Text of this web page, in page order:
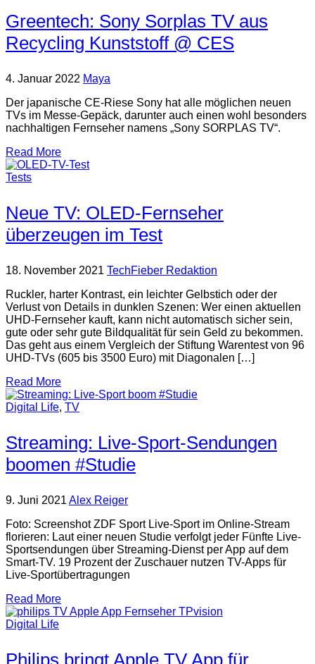
Greentech: Sony Sorplas TV aus
Recycling Kunststoff @ CES
4. Januar 2022 Maya
Der japanische CE-Riese Sony hat alle möglichen neuen
TVs im Messe-Gepäck, darunter auch einen wohl besonders
nachhaltigen Fernseher namens „Sony SORPLAS TV“.
Read More
Tests
Neue TV: OLED-Fernseher
überzeugen im Test
18. November 2021 TechFieber Redaktion
Ruckler, harter Kontrast, ein leichter Gelbstich oder der
Verlust von Details in dunklen Szenen: Wer einen aktuellen
UHD-Fernseher kauft, kann nicht automatisch sicher sein,
gute oder sehr gute Bildqualität für sein Geld zu bekommen.
Das geht aus einem Vergleich der Stiftung Warentest von 96
UHD-TVs (605 bis 3500 Euro) mit Diagonalen […]
Read More
Digital Life, TV
Streaming: Live-Sport-Sendungen
boomen #Studie
9. Juni 2021 Alex Reiger
Foto: Screenshot ZDF Sport Live-Sport im Online-Stream
florieren: Laut einer neuen Studie verfolgt jeder Fünfte Live-
Sportsendungen über Streaming-Dienst per App auf dem
Smart-TV. 19 Prozent der Zuschauer nutzen TV-Apps für
Live-Sportübertragungen
Read More
Digital Life
Philips bringt Apple TV App für